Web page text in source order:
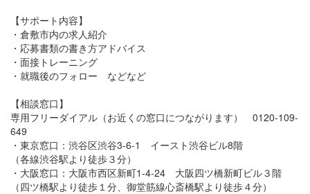
【サポート内容】
・倉敷市内の求人紹介
・応募書類の書き方アドバイス
・面接トレーニング
・就職後のフォロー などなど
【相談窓口】
専用フリーダイアル（お近くの窓口につながります） 0120-109-
649
・東京窓口：渋谷区渋谷3-6-1 イースト渋谷ビル8階
（各線渋谷駅より徒歩３分）
・大阪窓口：大阪市西区新町1-4-24 大阪四ツ橋新町ビル３階
（四ツ橋駅より徒歩１分、御堂筋線心斎橋駅より徒歩４分）